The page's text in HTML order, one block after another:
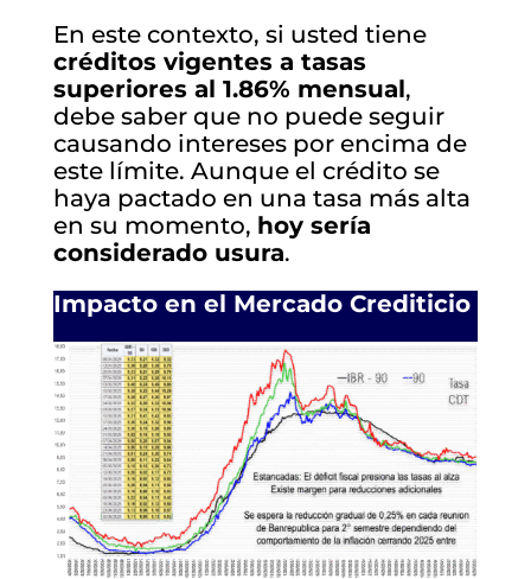
En este contexto, si usted tiene
créditos vigentes a tasas
superiores al 1.86% mensual,
debe saber que no puede seguir
causando intereses por encima de
este límite. Aunque el crédito se
haya pactado en una tasa más alta
en su momento, hoy sería
considerado usura.
Impacto en el Mercado Crediticio